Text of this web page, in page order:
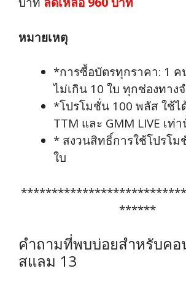
หมายเหตุ
*การซื้อบัตรทุกราคา: 1 ค
ไม่เกิน 10 ใบ ทุกช่องทาง
*โปรโมชั่น 100 พลัส ใช้ไ
TTM และ GMM LIVE เท่
* สงวนสิทธิ์การใช้โปรโม
ใบ
******
คำถามที่พบบ่อยสำหรับคอ
สแลม 13